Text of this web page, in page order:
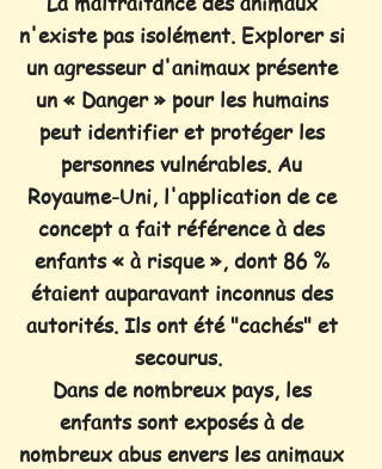
n'existe pas isolément. Explorer si
un agresseur d'animaux présente
un « Danger » pour les humains
peut identifier et protéger les
personnes vulnérables. Au
Royaume-Uni, l'application de ce
concept a fait référence à des
enfants « à risque », dont 86 %
étaient auparavant inconnus des
autorités. Ils ont été "cachés" et
secourus.
Dans de nombreux pays, les
enfants sont exposés à de
nombreux abus envers les animaux